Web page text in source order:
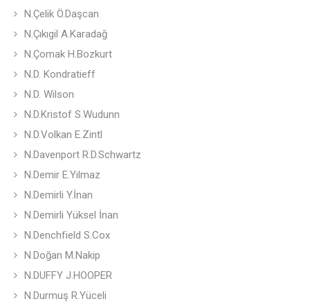
N.Çelik Ö.Daşcan
N.Çıkıgil A.Karadağ
N.Çomak H.Bozkurt
N.D. Kondratieff
N.D. Wilson
N.D.Kristof S.Wudunn
N.D.Volkan E.Zintl
N.Davenport R.D.Schwartz
N.Demir E.Yılmaz
N.Demirli Y.İnan
N.Demirli Yüksel İnan
N.Denchfield S.Cox
N.Doğan M.Nakip
N.DUFFY J.HOOPER
N.Durmuş R.Yüceli